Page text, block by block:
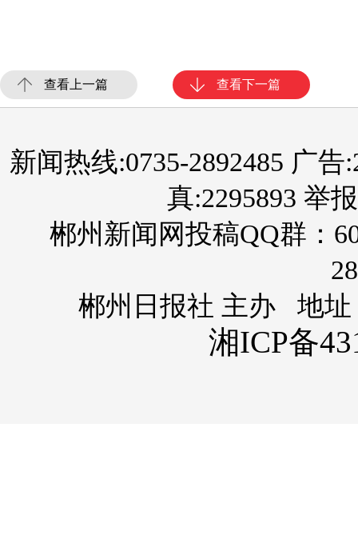
查看上一篇 查看下一篇
新闻热线:0735-2892485 广告
真:2295893 举
郴州新闻网投稿QQ群：
郴州日报社 主办 地址
湘ICP备